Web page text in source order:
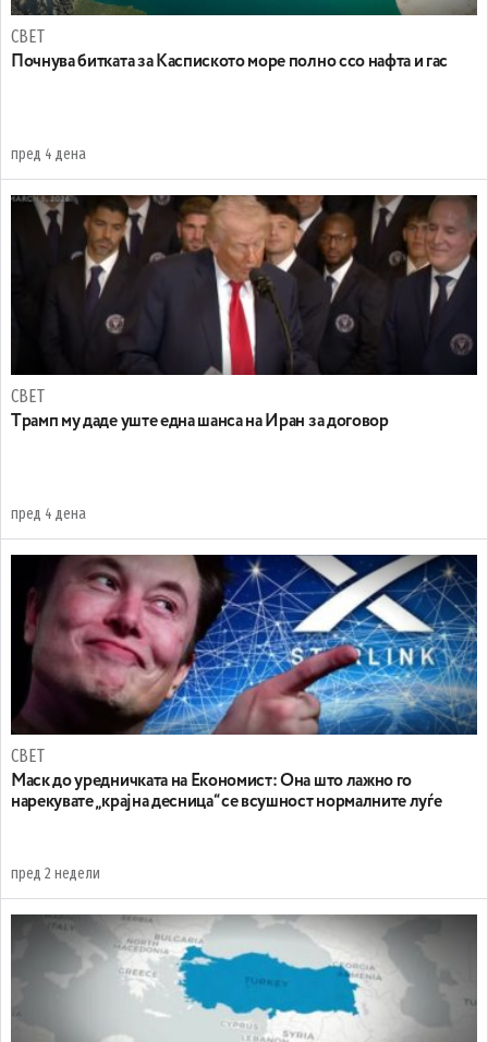
СВЕТ
Почнува битката за Каспиското море полно ссо нафта и гас
пред 4 дена
СВЕТ
Tрамп му даде уште една шанса на Иран за договор
пред 4 дена
СВЕТ
Маск до уредничката на Економист: Она што лажно го
нарекувате „крајна десница“ се всушност нормалните луѓе
пред 2 недели